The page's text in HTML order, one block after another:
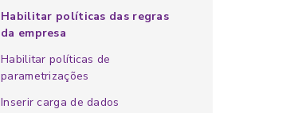
Habilitar políticas das regras
da empresa
Habilitar políticas de
parametrizações
Inserir carga de dados